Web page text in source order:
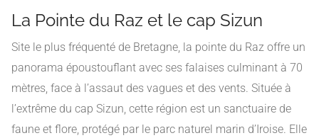
La Pointe du Raz et le cap Sizun
Site le plus fréquenté de Bretagne, la pointe du Raz offre un
panorama époustouflant avec ses falaises culminant à 70
mètres, face à l’assaut des vagues et des vents. Située à
l’extrême du cap Sizun, cette région est un sanctuaire de
faune et flore, protégé par le parc naturel marin d’Iroise. Elle